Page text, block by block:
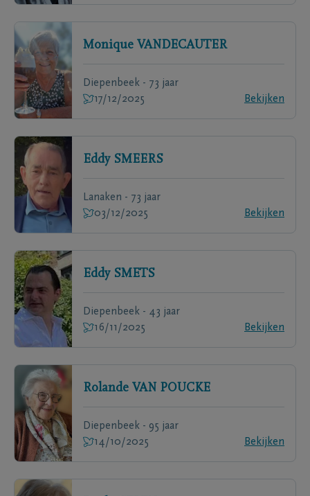
Monique VANDECAUTER
Diepenbeek - 73 jaar
17/12/2025
Bekijken
Eddy SMEERS
Lanaken - 73 jaar
03/12/2025
Bekijken
Eddy SMETS
Diepenbeek - 43 jaar
16/11/2025
Bekijken
Rolande VAN POUCKE
Diepenbeek - 95 jaar
14/10/2025
Bekijken